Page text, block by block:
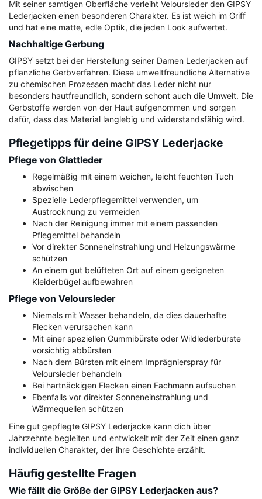
Mit seiner samtigen Oberfläche verleiht Veloursleder den GIPSY
Lederjacken einen besonderen Charakter. Es ist weich im Griff
und hat eine matte, edle Optik, die jeden Look aufwertet.
Nachhaltige Gerbung
GIPSY setzt bei der Herstellung seiner Damen Lederjacken auf
pflanzliche Gerbverfahren. Diese umweltfreundliche Alternative
zu chemischen Prozessen macht das Leder nicht nur
besonders hautfreundlich, sondern schont auch die Umwelt. Die
Gerbstoffe werden von der Haut aufgenommen und sorgen
dafür, dass das Material langlebig und widerstandsfähig wird.
Pflegetipps für deine GIPSY Lederjacke
Pflege von Glattleder
Regelmäßig mit einem weichen, leicht feuchten Tuch
abwischen
Spezielle Lederpflegemittel verwenden, um
Austrocknung zu vermeiden
Nach der Reinigung immer mit einem passenden
Pflegemittel behandeln
Vor direkter Sonneneinstrahlung und Heizungswärme
schützen
An einem gut belüfteten Ort auf einem geeigneten
Kleiderbügel aufbewahren
Pflege von Veloursleder
Niemals mit Wasser behandeln, da dies dauerhafte
Flecken verursachen kann
Mit einer speziellen Gummibürste oder Wildlederbürste
vorsichtig abbürsten
Nach dem Bürsten mit einem Imprägnierspray für
Veloursleder behandeln
Bei hartnäckigen Flecken einen Fachmann aufsuchen
Ebenfalls vor direkter Sonneneinstrahlung und
Wärmequellen schützen
Eine gut gepflegte GIPSY Lederjacke kann dich über
Jahrzehnte begleiten und entwickelt mit der Zeit einen ganz
individuellen Charakter, der ihre Geschichte erzählt.
Häufig gestellte Fragen
Wie fällt die Größe der GIPSY Lederjacken aus?